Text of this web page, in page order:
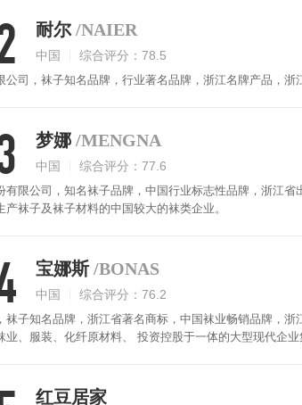
耐尔 /NAIER
中国 综合评分：78.5
公司，袜子知名品牌，行业著名品牌，浙江名牌产品，浙
梦娜 /MENGNA
中国 综合评分：77.6
有限公司，知名袜子品牌，中国行业标志性品牌，浙江
产袜子及袜子材料的中国较大的袜类企业。
宝娜斯 /BONAS
中国 综合评分：76.2
袜子知名品牌，浙江省著名商标，中国袜业畅销品牌，
业、服装、化纤原材料、 投资控股于一体的大型现代企业
红豆居家